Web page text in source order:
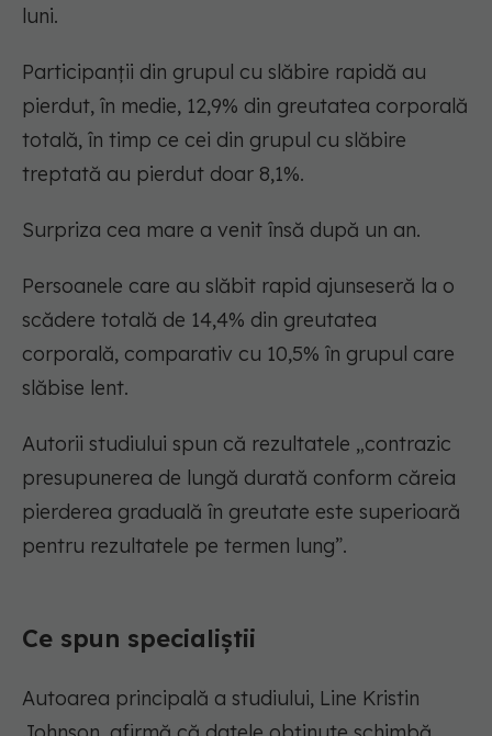
luni.
Participanții din grupul cu slăbire rapidă au
pierdut, în medie, 12,9% din greutatea corporală
totală, în timp ce cei din grupul cu slăbire
treptată au pierdut doar 8,1%.
Surpriza cea mare a venit însă după un an.
Persoanele care au slăbit rapid ajunseseră la o
scădere totală de 14,4% din greutatea
corporală, comparativ cu 10,5% în grupul care
slăbise lent.
Autorii studiului spun că rezultatele „contrazic
presupunerea de lungă durată conform căreia
pierderea graduală în greutate este superioară
pentru rezultatele pe termen lung”.
Ce spun specialiștii
Autoarea principală a studiului, Line Kristin